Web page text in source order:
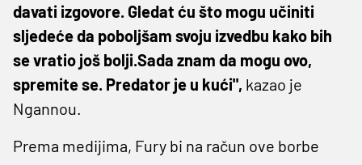
davati izgovore. Gledat ću što mogu učiniti
sljedeće da poboljšam svoju izvedbu kako bih
se vratio još bolji.Sada znam da mogu ovo,
spremite se. Predator je u kući", kazao je
Ngannou.
Prema medijima, Fury bi na račun ove borbe